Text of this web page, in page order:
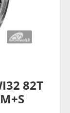
82T